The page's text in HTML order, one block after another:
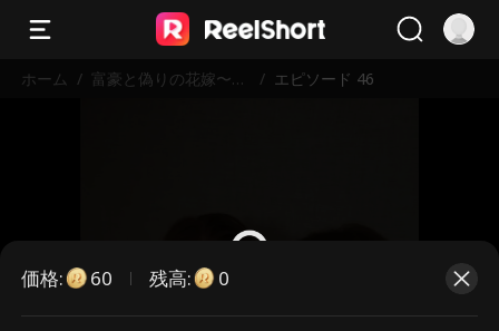
ホーム / 富豪と偽りの花嫁〜命
/ エピソード 46
価格: 60 残高: 0